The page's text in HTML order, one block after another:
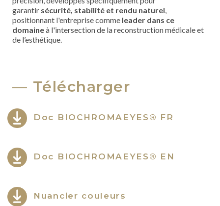
garantir sécurité, stabilité et rendu naturel
positionnant l'entreprise comme leader dans ce
domaineà l'intersection de la reconstruction médicale et
de l’esthétique.
Télécharger
Doc BIOCHROMAEYES® FR
Doc BIOCHROMAEYES® EN
Nuancier couleurs